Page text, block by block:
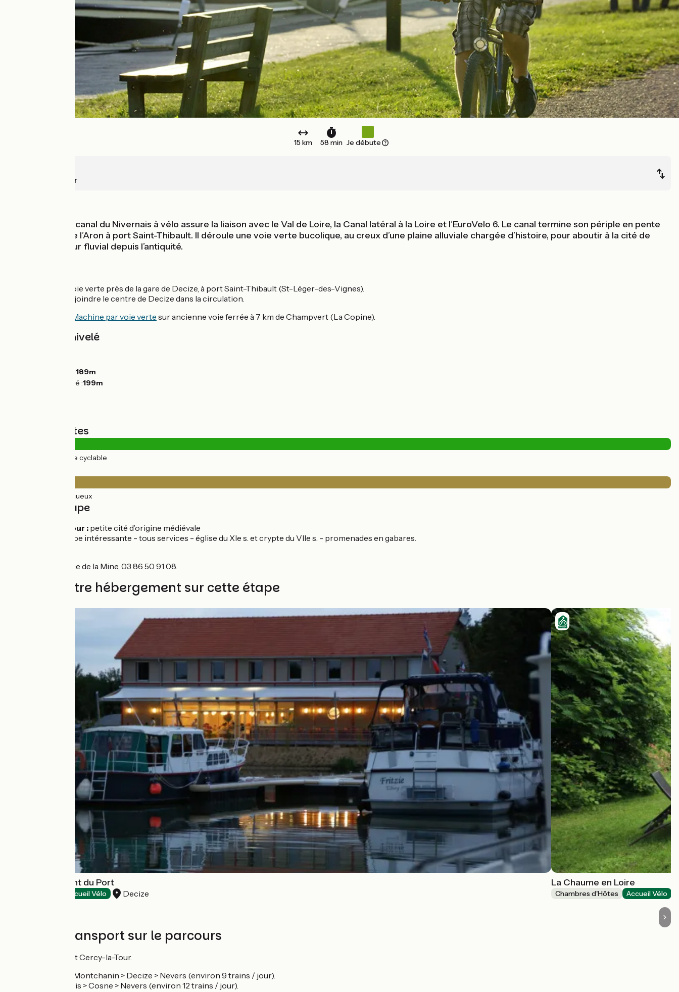
15 km 58 min Je débute
Cercy-la-Tour
Cette étape du canal du Nivernais à vélo assure la liaison avec le Val de Loire, la Canal latéral à la Loire et l’EuroVelo 6. Le canal termine son périple en pente
douce le long de l’Aron à port Saint-Thibault. Il déroule une voie verte bucolique, au creux d’une plaine alluviale chargée d’histoire, pour aboutir à la cité de
Decize, carrefour fluvial depuis l’antiquité.
Début / fin de la voie verte près de la gare de Decize, à port Saint-Thibault (St-Léger-des-Vignes).
Prudence pour rejoindre le centre de Decize dans la circulation.
La Machine par voie verte sur ancienne voie ferrée à 7 km de Champvert (La Copine).
Pentes et dénivelé
Point le plus bas :189m
Point le plus élevé :199m
Types de routes
(100%) Voie cyclable
(100%) Rugueux
Détail de l'étape
Cercy-la-Tour : petite cité d’origine médiévale
étape intéressante - tous services - église du XIe s. et crypte du VIIe s. - promenades en gabares.
La Machine : musée de la Mine, 03 86 50 91 08.
Trouvez votre hébergement sur cette étape
Hôtel-Restaurant du Port
Accueil Vélo Decize
La Chaume en Loire
Chambres d'Hôtes Accueil Vélo
Trains et transport sur le parcours
Gares de Decize et Cercy-la-Tour.
TER Dijon > Montchanin > Decize > Nevers (environ 9 trains / jour).
Intercité Paris > Cosne > Nevers (environ 12 trains / jour).